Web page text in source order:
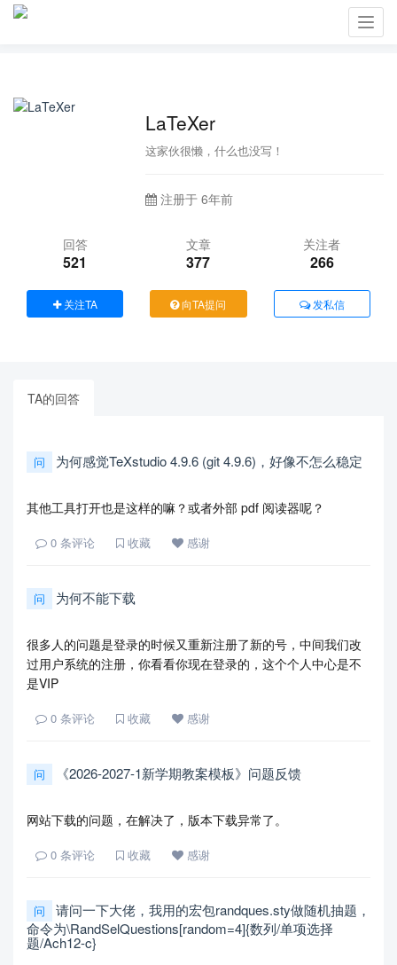
LaTeXer
这家伙很懒，什么也没写！
注册于 6年前
回答
521
文章
377
关注者
266
关注TA 向TA提问 发私信
TA的回答
问 为何感觉TeXstudio 4.9.6 (git 4.9.6)，好像不怎么稳定
其他工具打开也是这样的嘛？或者外部 pdf 阅读器呢？
0 条评论 收藏 感谢
问 为何不能下载
很多人的问题是登录的时候又重新注册了新的号，中间我们改
过用户系统的注册，你看看你现在登录的，这个个人中心是不
是VIP
0 条评论 收藏 感谢
问 《2026-2027-1新学期教案模板》问题反馈
网站下载的问题，在解决了，版本下载异常了。
0 条评论 收藏 感谢
问
请问一下大佬，我用的宏包randques.sty做随机抽题，
命令为\RandSelQuestions[random=4]{数列/单项选择
题/Ach12-c}